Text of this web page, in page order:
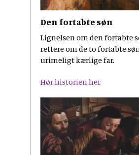
Den fortabte søn
Lignelsen om den fortabte
rettere om de to fortabte
urimeligt kærlige far.
Hør historien her